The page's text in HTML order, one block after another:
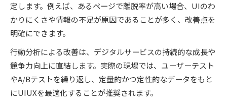
定します。例えば、あるページで離脱率が高い場合、UIのわ
かりにくさや情報の不足が原因であることが多く、改善点を
明確にできます。
行動分析による改善は、デジタルサービスの持続的な成長や
競争力向上に直結します。実際の現場では、ユーザーテスト
やA/Bテストを繰り返し、定量的かつ定性的なデータをもと
にUIUXを最適化することが推奨されます。